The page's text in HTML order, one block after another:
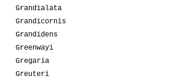
Grandialata
Grandicornis
Grandidens
Greenwayi
Gregaria
Greuteri